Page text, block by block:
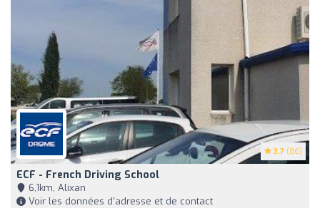
3.7 (86)
ECF - French Driving School
6,1km, Alixan
Voir les données d'adresse et de contact